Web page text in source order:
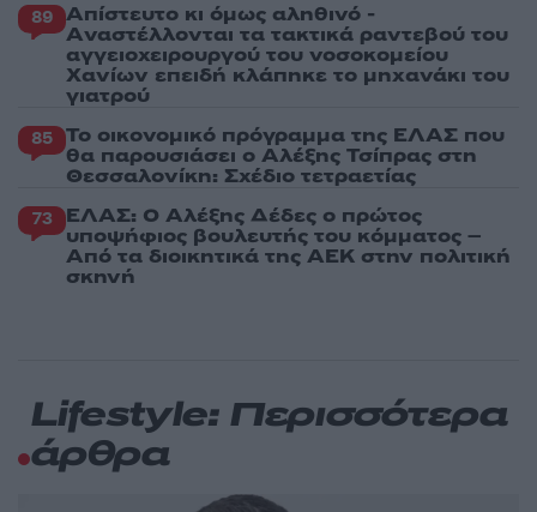
89 Απίστευτο κι όμως αληθινό -
Aναστέλλονται τα τακτικά ραντεβού του
αγγειοχειρουργού του νοσοκομείου
Χανίων επειδή κλάπηκε το μηχανάκι του
γιατρού
85 Το οικονομικό πρόγραμμα της ΕΛΑΣ που
θα παρουσιάσει ο Αλέξης Τσίπρας στη
Θεσσαλονίκη: Σχέδιο τετραετίας
73 ΕΛΑΣ: Ο Αλέξης Δέδες ο πρώτος
υποψήφιος βουλευτής του κόμματος –
Από τα διοικητικά της ΑΕΚ στην πολιτική
σκηνή
Lifestyle: Περισσότερα
άρθρα